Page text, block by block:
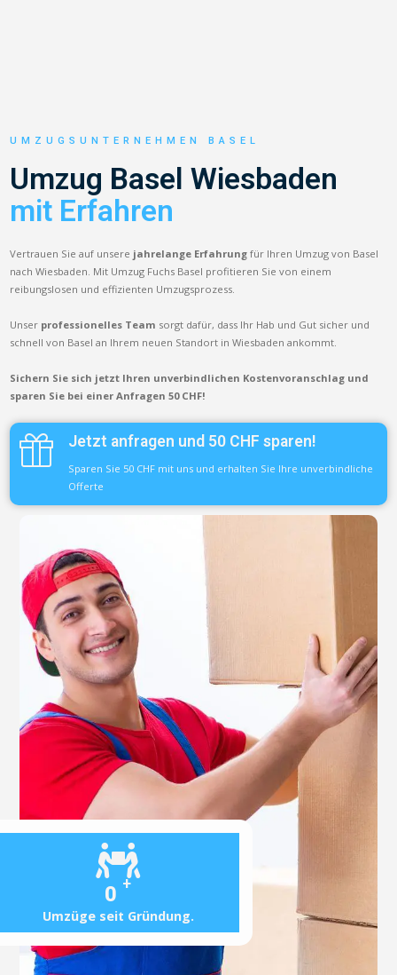
0 +
Umzüge seit Gründung.
UMZUGSUNTERNEHMEN BASEL
Umzug Basel Wiesbaden
mit Erfahren
Vertrauen Sie auf unsere jahrelange Erfahrung für Ihren Umzug von Basel
nach Wiesbaden. Mit Umzug Fuchs Basel profitieren Sie von einem
reibungslosen und effizienten Umzugsprozess.
Unser professionelles Team sorgt dafür, dass Ihr Hab und Gut sicher und
schnell von Basel an Ihrem neuen Standort in Wiesbaden ankommt.
Sichern Sie sich jetzt Ihren unverbindlichen Kostenvoranschlag und
sparen Sie bei einer Anfragen 50 CHF!
Jetzt anfragen und 50 CHF sparen!
Sparen Sie 50 CHF mit uns und erhalten Sie Ihre unverbindliche
Offerte